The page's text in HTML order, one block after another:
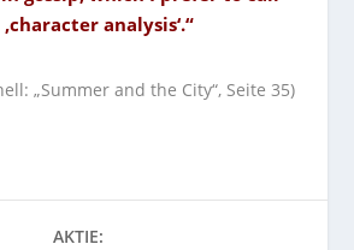
‚character analysis‘.“
„Summer and the City“, Seite 35)
AKTIE: